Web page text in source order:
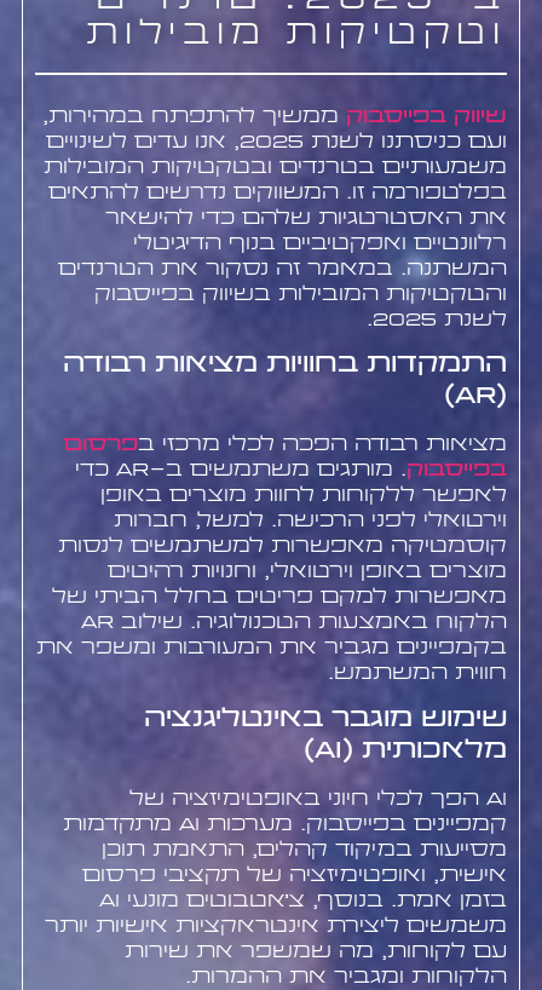
וטקטיקות מובילות
שיווק בפייסבוק ממשיך להתפתח במהירות,
ועם כניסתנו לשנת 2025, אנו עדים לשינויים
משמעותיים בטרנדים ובטקטיקות המובילות
בפלטפורמה זו. המשווקים נדרשים להתאים
את האסטרטגיות שלהם כדי להישאר
רלוונטיים ואפקטיביים בנוף הדיגיטלי
המשתנה. במאמר זה נסקור את הטרנדים
והטקטיקות המובילות בשיווק בפייסבוק
לשנת 2025.
התמקדות בחוויות מציאות רבודה
(AR)
מציאות רבודה הפכה לכלי מרכזי בפרסום
בפייסבוק
. מותגים משתמשים ב-AR כדי
לאפשר ללקוחות לחוות מוצרים באופן
וירטואלי לפני הרכישה. למשל, חברות
קוסמטיקה מאפשרות למשתמשים לנסות
מוצרים באופן וירטואלי, וחנויות רהיטים
מאפשרות למקם פריטים בחלל הביתי של
הלקוח באמצעות הטכנולוגיה. שילוב AR
בקמפיינים מגביר את המעורבות ומשפר את
חווית המשתמש.
שימוש מוגבר באינטליגנציה
מלאכותית (AI)
AI הפך לכלי חיוני באופטימיזציה של
קמפיינים בפייסבוק. מערכות AI מתקדמות
מסייעות במיקוד קהלים, התאמת תוכן
אישית, ואופטימיזציה של תקציבי פרסום
בזמן אמת. בנוסף, צ'אטבוטים מונעי AI
משמשים ליצירת אינטראקציות אישיות יותר
עם לקוחות, מה שמשפר את שירות
הלקוחות ומגביר את ההמרות.